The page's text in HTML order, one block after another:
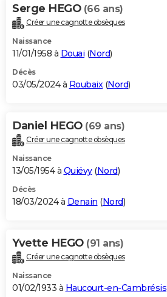
Serge HEGO (66 ans)
Créer une cagnotte obsèques
Naissance
11/01/1958 à Douai (Nord)
Décès
03/05/2024 à Roubaix(Nord)
Daniel HEGO (69 ans)
Créer une cagnotte obsèques
Naissance
13/05/1954 à Quiévy(Nord)
Décès
18/03/2024 à Denain (Nord)
Yvette HEGO (91 ans)
Créer une cagnotte obsèques
Naissance
01/02/1933 à Haucourt-en-Cambrésis